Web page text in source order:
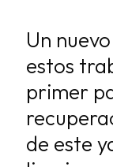
Un
estos
primer
de este